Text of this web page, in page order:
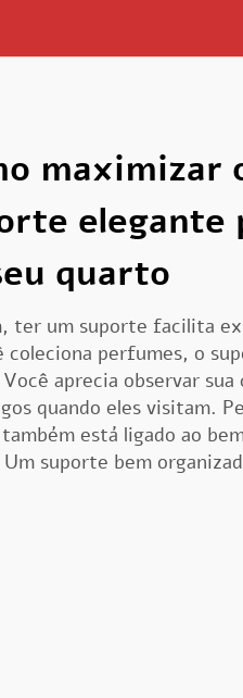
maximizar
elegante
quarto
ter um suporte facilita
coleciona perfumes, o
aprecia observar
quando eles visitam.
está ligado ao
suporte bem